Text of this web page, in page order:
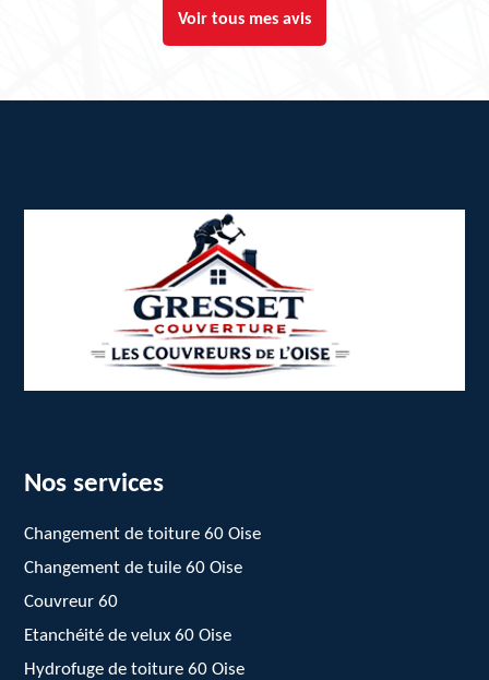
Voir tous mes avis
Nos services
Changement de toiture 60 Oise
Changement de tuile 60 Oise
Couvreur 60
Etanchéité de velux 60 Oise
Hydrofuge de toiture 60 Oise